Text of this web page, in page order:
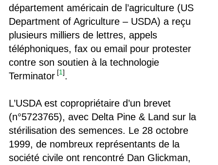
département américain de l’agriculture (US
Department of Agriculture – USDA) a reçu
plusieurs milliers de lettres, appels
téléphoniques, fax ou email pour protester
contre son soutien à la technologie
Terminator [1].
L’USDA est copropriétaire d’un brevet
(n°5723765), avec Delta Pine & Land sur la
stérilisation des semences. Le 28 octobre
1999, de nombreux représentants de la
société civile ont rencontré Dan Glickman,